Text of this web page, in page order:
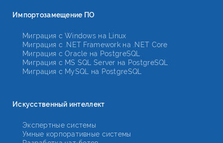
Импортозамещение ПО
Миграция с Windows на Linux
Миграция с .NET Framework на .NET Core
Миграция с Oracle на PostgreSQL
Миграция с MS SQL Server на PostgreSQL
Миграция с MySQL на PostgreSQL
Искусственный интеллект
Экспертные системы
Умные корпоративные системы